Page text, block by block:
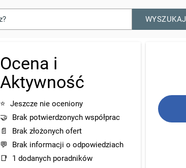
WYSZUKAJ
Ocena i
Aktywność
⭐ Jeszcze nie oceniony
🤝
Brak potwierdzonych współprac
📄
Brak złożonych ofert
💬
Brak informacji o odpowiedziach
📑
1 dodanych poradników